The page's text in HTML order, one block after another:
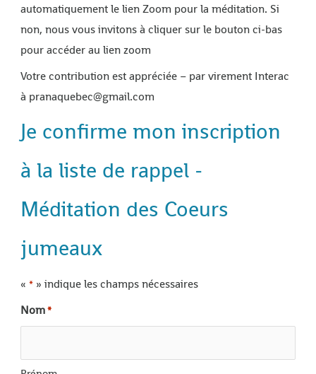
automatiquement le lien Zoom pour la méditation. Si
non, nous vous invitons à cliquer sur le bouton ci-bas
pour accéder au lien zoom
Votre contribution est appréciée – par virement Interac
à pranaquebec@gmail.com
Je confirme mon inscription
à la liste de rappel -
Méditation des Coeurs
jumeaux
« *» indique les champs nécessaires
Nom*